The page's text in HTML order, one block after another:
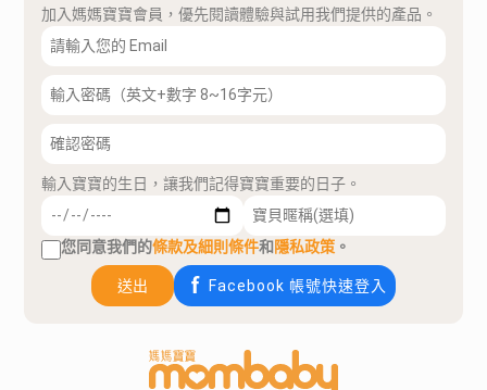
加入媽媽寶寶會員，優先閱讀體驗與試用我們提供的產品。
輸入寶寶的生日，讓我們記得寶寶重要的日子。
您同意我們的條款及細則條件和隱私政策 。
送出 Facebook 帳號快速登入